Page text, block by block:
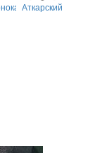
Аткарский